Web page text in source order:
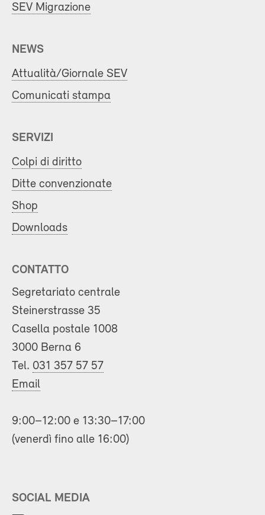
SEV Migrazione
NEWS
Attualità/Giornale SEV
Comunicati stampa
SERVIZI
Colpi di diritto
Ditte convenzionate
Shop
Downloads
CONTATTO
Segretariato centrale
Steinerstrasse 35
Casella postale 1008
3000 Berna 6
Tel. 031 357 57 57
Email
9:00–12:00 e 13:30–17:00
(venerdì fino alle 16:00)
SOCIAL MEDIA